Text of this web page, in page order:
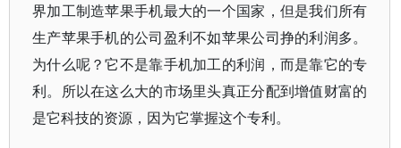
界加工制造苹果手机最大的一个国家，但是我们所有
生产苹果手机的公司盈利不如苹果公司挣的利润多。
为什么呢？它不是靠手机加工的利润，而是靠它的专
利。所以在这么大的市场里头真正分配到增值财富的
是它科技的资源，因为它掌握这个专利。